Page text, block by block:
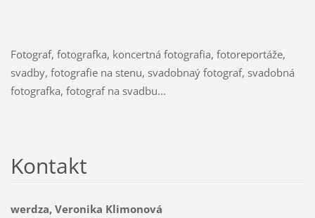
Fotograf, fotografka, koncertná fotografia, fotoreportáže,
svadby, fotografie na stenu, svadobnaý fotograf, svadobná
fotografka, fotograf na svadbu...
Kontakt
werdza, Veronika Klimonová